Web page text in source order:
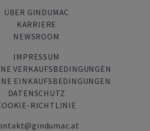
ÜBER GINDUMAC
KARRIERE
NEWSROOM
IMPRESSUM
VERKAUFSBEDINGUNGEN
EINKAUFSBEDINGUNGEN
DATENSCHUTZ
RICHTLINIE